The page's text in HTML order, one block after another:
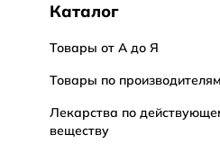
Каталог
Товары от А до Я
Товары по производителям
Лекарства по
веществу